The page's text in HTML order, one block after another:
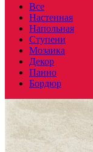
Польша
Производитель
Все
Настенная
Напольная
Ступени
Мозаика
Декор
Панно
Бордюр